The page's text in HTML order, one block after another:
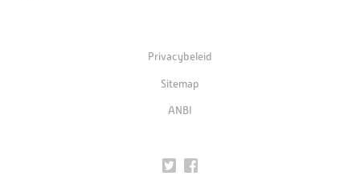
Privacybeleid
Sitemap
ANBI
Twitter